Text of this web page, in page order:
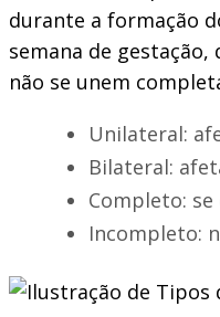
durante a formação
semana de
não se unem
Unilateral:
Bilateral:
Completo:
Incompleto: